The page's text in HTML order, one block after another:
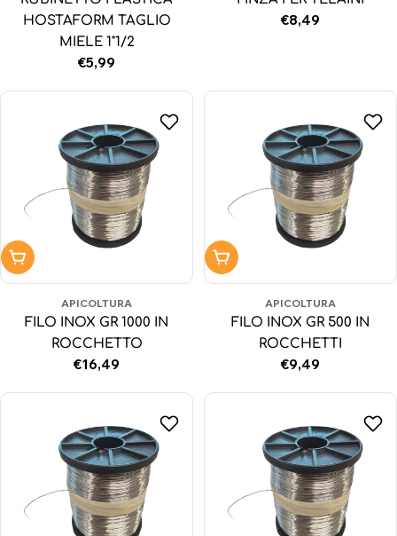
HOSTAFORM TAGLIO
MIELE 1"1/2
Prezzo
€5,99
Prezzo
€8,49
Aggiungi al carrello
APICOLTURA
FILO INOX GR 1000 IN
ROCCHETTO
Prezzo
€16,49
Aggiungi al carrello
APICOLTURA
FILO INOX GR 500 IN
ROCCHETTI
Prezzo
€9,49